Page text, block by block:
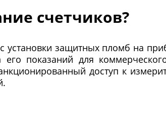
счетчиков?
установки защитных пломб на
показаний для
доступ к